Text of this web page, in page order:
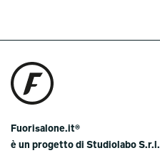
Fuorisalone.it®
è un progetto di Studiolabo S.r.l.